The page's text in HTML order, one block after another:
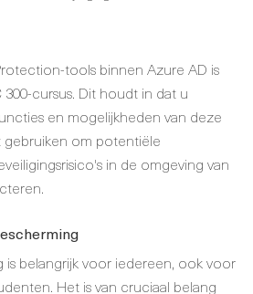
tools binnen Azure AD is
cursus. Dit houdt in dat u
en mogelijkheden van deze
om potentiële
in de omgeving van
is belangrijk voor iedereen, ook voor
Het is van cruciaal belang